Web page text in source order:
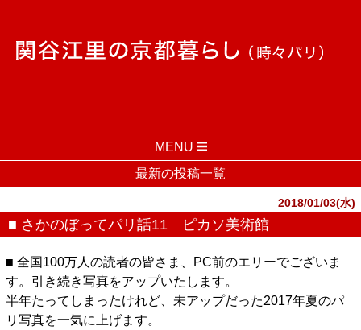
MENU
最新の投稿一覧
2018/01/03(水)
■ さかのぼってパリ話11 ピカソ美術館
■ 全国100万人の読者の皆さま、PC前のエリーでございま
す。引き続き写真をアップいたします。
半年たってしまったけれど、未アップだった2017年夏のパ
リ写真を一気に上げます。